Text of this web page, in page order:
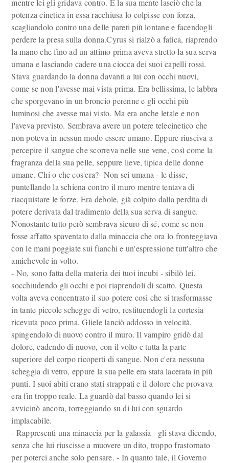
mentre lei gli gridava contro. E la sua mente lasciò che la
potenza cinetica in essa racchiusa lo colpisse con forza,
scagliandolo contro una delle pareti più lontane e facendogli
perdere la presa sulla donna.Cyrus si rialzò a fatica, riaprendo
la mano che fino ad un attimo prima aveva stretto la sua serva
umana e lasciando cadere una ciocca dei suoi capelli rossi.
Stava guardando la donna davanti a lui con occhi nuovi,
come se non l'avesse mai vista prima. Era bellissima, le labbra
che sporgevano in un broncio perenne e gli occhi più
luminosi che avesse mai visto. Ma era anche letale e non
l'aveva previsto. Sembrava avere un potere telecinetico che
non poteva in nessun modo essere umano. Eppure riusciva a
percepire il sangue che scorreva nelle sue vene, così come la
fragranza della sua pelle, seppure lieve, tipica delle donne
umane. Chi o che cos'era?- Non sei umana - le disse,
puntellando la schiena contro il muro mentre tentava di
riacquistare le forze. Era debole, già colpito dalla perdita di
potere derivata dal tradimento della sua serva di sangue.
Nonostante tutto però sembrava sicuro di sé, come se non
fosse affatto spaventato dalla minaccia che ora lo fronteggiava
con le mani poggiate sui fianchi e un'espressione tutt'altro che
amichevole in volto.
- No, sono fatta della materia dei tuoi incubi - sibilò lei,
socchiudendo gli occhi e poi riaprendoli di scatto. Questa
volta aveva concentrato il suo potere così che si trasformasse
in tante piccole schegge di vetro, restituendogli la cortesia
ricevuta poco prima. Gliele lanciò addosso in velocità,
spingendolo di nuovo contro il muro. Il vampiro gridò dal
dolore, cadendo di nuovo, con il volto e tutta la parte
superiore del corpo ricoperti di sangue. Non c'era nessuna
scheggia di vetro, eppure la sua pelle era stata lacerata in più
punti. I suoi abiti erano stati strappati e il dolore che provava
era fin troppo reale. La guardò dal basso quando lei si
avvicinò ancora, torreggiando su di lui con sguardo
implacabile.
- Rappresenti una minaccia per la galassia - gli stava dicendo,
senza che lui riuscisse a muovere un dito, troppo frastornato
per poterci anche solo pensare. - In quanto tale, il Governo